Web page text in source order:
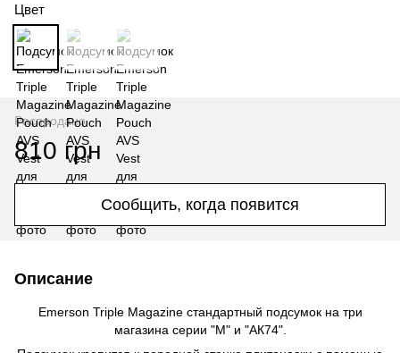
Цвет
Распродано
810 грн
Сообщить, когда появится
Описание
Emerson Triple Magazine cтандартный подсумок на три
магазина серии "М" и "АК74".